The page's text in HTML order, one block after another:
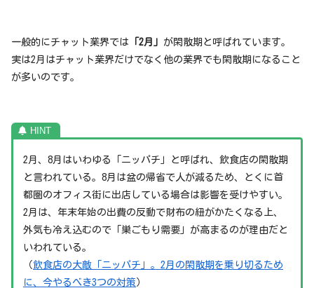
一般的にチャット業界では 「2月」 が閑散期と呼ばれています。
実は2月はチャット業界だけでなく他の業界でも閑散期になること
が多いのです。
2月、8月はいわゆる「ニッパチ」と呼ばれ、飲食店の閑散期
と言われている。8月は盆の帰省で人が減るため、とくに首
都圏のオフィス街に出店している場合は影響を受けやすい。
2月は、年末年始の出費の反動で財布の紐がかたくなる上、
外気も冷え込むので「巣ごもり需要」が高まるのが理由だと
いわれている。
（飲食店の大敵「ニッパチ」。2月の閑散期を乗り切るため
に、今やるべき3つの対策）